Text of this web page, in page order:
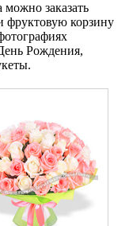
можно заказать
фруктовую корзину
Рождения,